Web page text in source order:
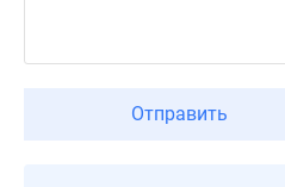
Отправить